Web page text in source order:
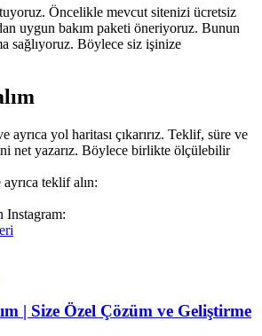
Öncelikle mevcut sitenizi ücretsiz
uygun bakım paketi öneriyoruz. Bunun
sağlıyoruz. Böylece siz işinize
ayrıca yol haritası çıkarırız. Teklif, süre ve
net yazarız. Böylece birlikte ölçülebilir
teklif alın:
Instagram:
| Size Özel Çözüm ve Geliştirme